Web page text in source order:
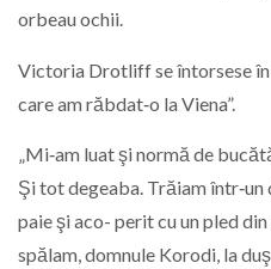
orbeau ochii.
Victoria Drotliff se întorsese
care am răbdat‑o la Viena”.
„Mi‑am luat şi normă de
Şi tot degeaba. Trăiam
paie şi aco- perit cu un pled
spălam, domnule Korodi, la